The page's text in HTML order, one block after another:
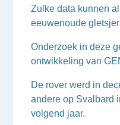
Zulke data kunnen
eeuwenoude
Onderzoek in deze
ontwikkeling van
De rover werd in
andere op Svalbard
volgend jaar.